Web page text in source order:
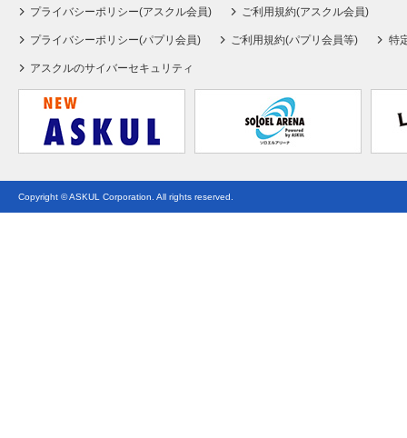
プライバシーポリシー(アスクル会員) ご利用規約(アスクル会員)
プライバシーポリシー(パプリ会員) ご利用規約(パプリ会員等) 特
アスクルのサイバーセキュリティ
Copyright © ASKUL Corporation. All rights reserved.